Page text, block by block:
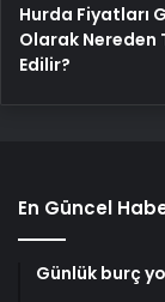
Hurda Fiyatları
Olarak Nereden
Edilir?
En Güncel
Günlük burç